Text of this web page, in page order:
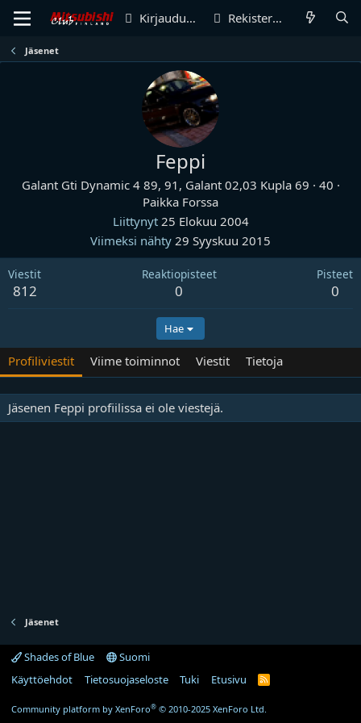
Kirjaudu sisään Rekisteröidy
Jäsenet
Feppi
Galant Gti Dynamic 4 89, 91, Galant 02,03 Kupla 69 · 40 ·
Paikka Forssa
Liittynyt 25 Elokuu 2004
Viimeksi nähty 29 Syyskuu 2015
Viestit
812
Reaktiopisteet
0
Pisteet
0
Hae
Profiliviestit Viime toiminnot Viestit Tietoja
Jäsenen Feppi profiilissa ei ole viestejä.
Jäsenet
Shades of Blue
Suomi
Käyttöehdot
Tietosuojaseloste Tuki Etusivu
R
Community platform by XenForo® © 2010-2025 XenForo Ltd.